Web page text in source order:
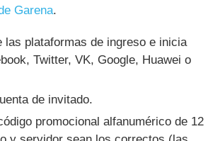
Garena.
las plataformas de ingreso e inicia
Twitter, VK, Google, Huawei o
de invitado.
promocional alfanumérico de 12